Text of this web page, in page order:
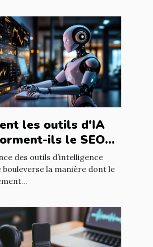
les outils d'IA
ils le SEO
blogs
?
des outils d’intelligence
la manière dont le